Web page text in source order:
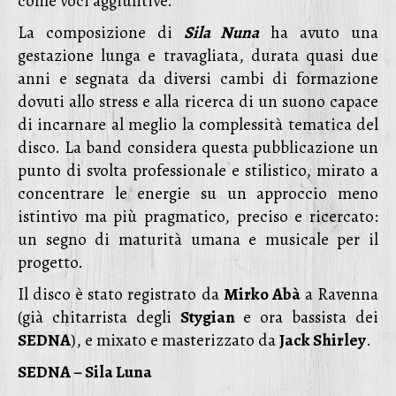
La composizione di Sila Nunaha avuto una
gestazione lunga e travagliata, durata quasi due
anni e segnata da diversi cambi di formazione
dovuti allo stress e alla ricerca di un suono capace
di incarnare al meglio la complessità tematica del
disco. La band considera questa pubblicazione un
punto di svolta professionale e stilistico, mirato a
concentrare le energie su un approccio meno
istintivo ma più pragmatico, preciso e ricercato:
un segno di maturità umana e musicale per il
progetto.
Il disco è stato registrato daMirko Abàa Ravenna
(già chitarrista degli Stygiane ora bassista dei
SEDNA), e mixato e masterizzato daJack Shirley.
SEDNA – Sila Luna